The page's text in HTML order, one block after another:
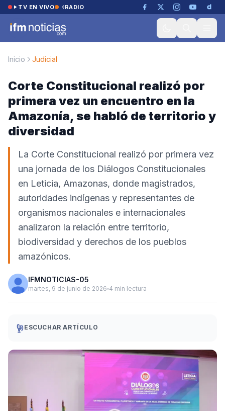
Saltar al contenido
TV EN VIVO RADIO
Inicio Judicial
Corte Constitucional realizó por
primera vez un encuentro en la
Amazonía, se habló de territorio y
diversidad
La Corte Constitucional realizó por primera vez
una jornada de los Diálogos Constitucionales
en Leticia, Amazonas, donde magistrados,
autoridades indígenas y representantes de
organismos nacionales e internacionales
analizaron la relación entre territorio,
biodiversidad y derechos de los pueblos
amazónicos.
IFMNOTICIAS-05
martes, 9 de junio de 2026 4 min lectura
ESCUCHAR ARTÍCULO